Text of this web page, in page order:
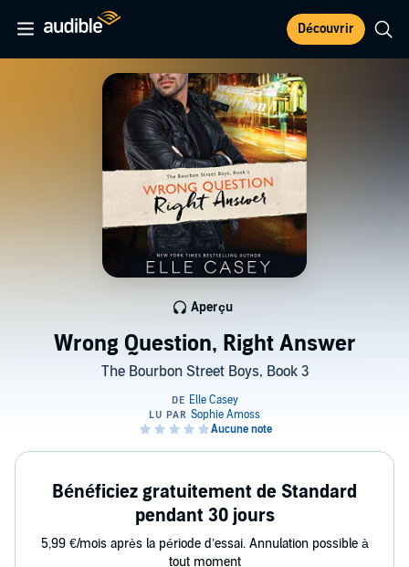
Découvrir
Wrong Question, Right Answer
The Bourbon Street Boys, Book 3
Aperçu
Bénéficiez gratuitement de Standard
pendant 30 jours
5,99 €/mois après la période d’essai. Annulation possible à
tout moment